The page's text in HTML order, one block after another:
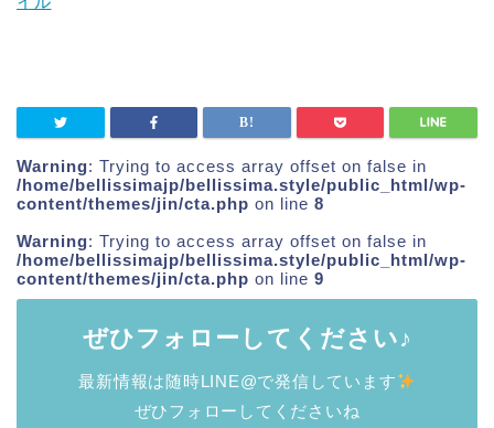
Warning: Trying to access array offset on false in
/home/bellissimajp/bellissima.style/public_html/wp-
content/themes/jin/cta.php on line 8
Warning: Trying to access array offset on false in
/home/bellissimajp/bellissima.style/public_html/wp-
content/themes/jin/cta.php on line 9
ぜひフォローしてください♪
最新情報は随時LINE@で発信しています
ぜひフォローしてくださいね